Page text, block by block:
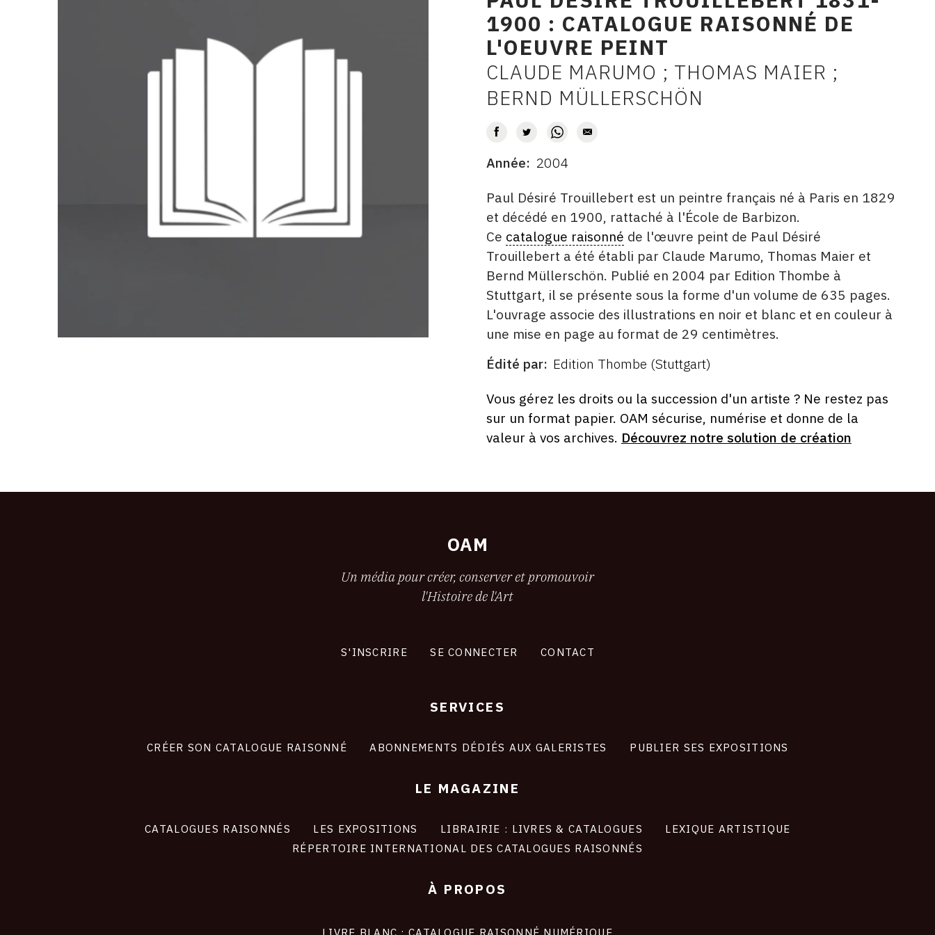
1900 : CATALOGUE RAISONNÉ DE
L'OEUVRE PEINT
AUTEUR
CLAUDE MARUMO ; THOMAS MAIER ;
BERND MÜLLERSCHÖN
DATE
Année 2004
DESCRITPTION
Paul Désiré Trouillebert est un peintre français né à Paris en 1829
et décédé en 1900, rattaché à l'École de Barbizon.
Ce catalogue raisonné de l'œuvre peint de Paul Désiré
Trouillebert a été établi par Claude Marumo, Thomas Maier et
Bernd Müllerschön. Publié en 2004 par Edition Thombe à
Stuttgart, il se présente sous la forme d'un volume de 635 pages.
L'ouvrage associe des illustrations en noir et blanc et en couleur à
une mise en page au format de 29 centimètres.
ÉDITÉ
Édité par Edition Thombe (Stuttgart)
FORMAT
ÉTAT
Vous gérez les droits ou la succession d'un artiste ? Ne restez pas
sur un format papier. OAM sécurise, numérise et donne de la
valeur à vos archives. Découvrez notre solution de création
OAM
Un média pour créer, conserver et promouvoir
l'Histoire de l'Art
S'INSCRIRE SE CONNECTER CONTACT
SERVICES
CRÉER SON CATALOGUE RAISONNÉ ABONNEMENTS DÉDIÉS AUX GALERISTES PUBLIER SES EXPOSITIONS
LE MAGAZINE
CATALOGUES RAISONNÉS LES EXPOSITIONS LIBRAIRIE : LIVRES & CATALOGUES
LEXIQUE ARTISTIQUE
RÉPERTOIRE INTERNATIONAL DES CATALOGUES RAISONNÉS
À PROPOS
LIVRE BLANC : CATALOGUE RAISONNÉ NUMÉRIQUE